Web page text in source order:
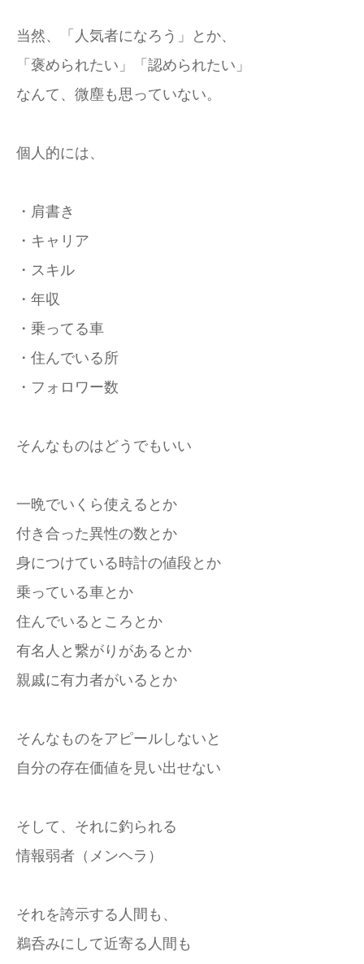
当然、「人気者になろう」とか、
「褒められたい」「認められたい」
なんて、微塵も思っていない。
個人的には、
・肩書き
・キャリア
・スキル
・年収
・乗ってる車
・住んでいる所
・フォロワー数
そんなものはどうでもいい
一晩でいくら使えるとか
付き合った異性の数とか
身につけている時計の値段とか
乗っている車とか
住んでいるところとか
有名人と繋がりがあるとか
親戚に有力者がいるとか
そんなものをアピールしないと
自分の存在価値を見い出せない
そして、それに釣られる
情報弱者（メンヘラ）
それを誇示する人間も、
鵜呑みにして近寄る人間も